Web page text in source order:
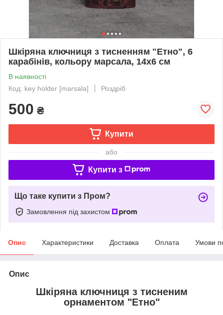
Шкіряна ключниця з тисненням "Етно", 6
карабінів, кольору марсала, 14х6 см
В наявності
Код: key holder [marsala]
Роздріб
500 ₴
Купити
або
Купити з
Що таке купити з Пром?
Замовлення під захистом
Опис Характеристики Доставка Оплата Умови
Опис
Шкіряна ключниця з тисненим
орнаментом "Етно"